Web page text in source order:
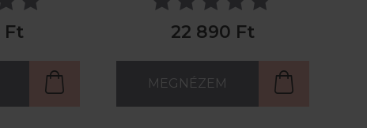
Ft 22 890 Ft
MEGNÉZEM